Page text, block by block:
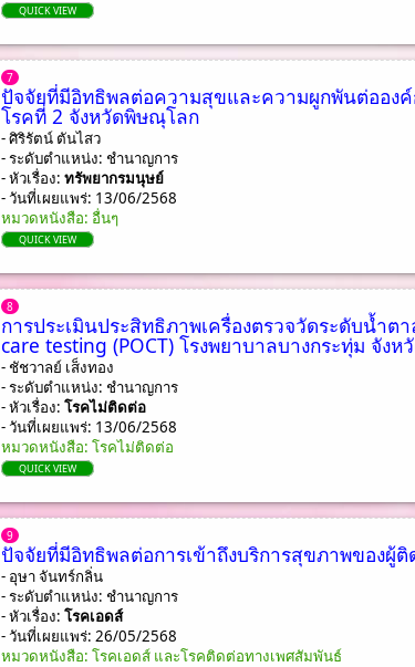
QUICK VIEW
7
ปัจจัยที่มีอิทธิพลต่อความสุขและความผูกพันต่ออง
โรคที่ 2 จังหวัดพิษณุโลก
- ศิริรัตน์ ตันไสว
- ระดับตำแหน่ง: ชํานาญการ
- หัวเรื่อง: ทรัพยากรมนุษย์
- วันที่เผยแพร่: 13/06/2568
หมวดหนังสือ: อื่นๆ
QUICK VIEW
8
การประเมินประสิทธิภาพเครื่องตรวจวัดระดับน้ำต
care testing (POCT) โรงพยาบาลบางกระทุ่ม จัง
- ชัชวาลย์ เส็งทอง
- ระดับตำแหน่ง: ชํานาญการ
- หัวเรื่อง: โรคไม่ติดต่อ
- วันที่เผยแพร่: 13/06/2568
หมวดหนังสือ: โรคไม่ติดต่อ
QUICK VIEW
9
ปัจจัยที่มีอิทธิพลต่อการเข้าถึงบริการสุขภาพของผู้
- อุษา จันทร์กลิ่น
- ระดับตำแหน่ง: ชํานาญการ
- หัวเรื่อง: โรคเอดส์
- วันที่เผยแพร่: 26/05/2568
หมวดหนังสือ: โรคเอดส์ และโรคติดต่อทางเพศสัมพันธ์